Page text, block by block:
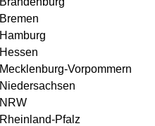
Bremen
Hamburg
Hessen
Mecklenburg-Vorpommern
Niedersachsen
NRW
Rheinland-Pfalz